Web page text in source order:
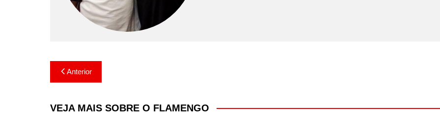
Navegação
de
Post
Anterior
VEJA MAIS SOBRE O FLAMENGO